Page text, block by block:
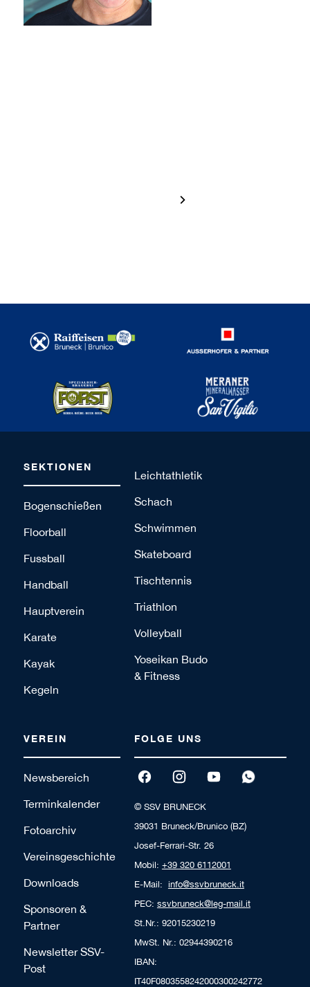
Hannah
Brugger
SEKTIONEN
Bogenschießen
Floorball
Fussball
Handball
Hauptverein
Karate
Kayak
Kegeln
Leichtathletik
Schach
Schwimmen
Skateboard
Tischtennis
Triathlon
Volleyball
Yoseikan Budo
& Fitness
VEREIN
Newsbereich
Terminkalender
Fotoarchiv
Vereinsgeschichte
Downloads
Sponsoren &
Partner
Newsletter SSV-
Post
FOLGE UNS
© SSV BRUNECK
39031 Bruneck/Brunico (BZ)
Josef-Ferrari-Str. 26
Mobil: +39 320 6112001
E-Mail: info@ssvbruneck.it
PEC: ssvbruneck@leg-mail.it
St.Nr.: 92015230219
MwSt. Nr.: 02944390216
IBAN:
IT40F0803558242000300242772